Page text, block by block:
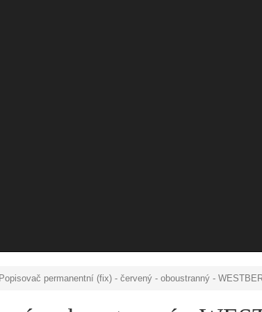
Popisovač permanentní (fix) - červený - oboustranný -